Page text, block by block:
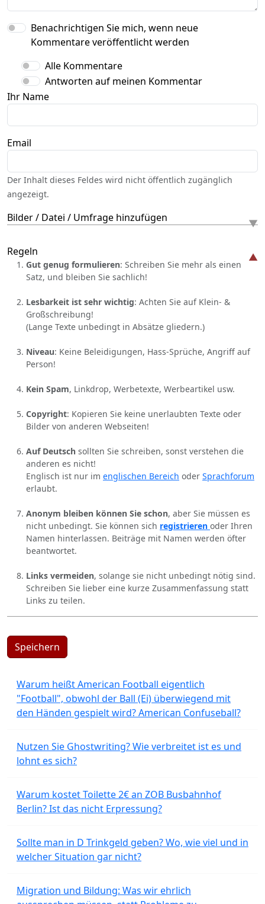
Benachrichtigen Sie mich, wenn neue
Kommentare veröffentlicht werden
Alle Kommentare
Antworten auf meinen Kommentar
Ihr Name
Email
Der Inhalt dieses Feldes wird nicht öffentlich zugänglich
angezeigt.
Bilder / Datei / Umfrage hinzufügen
Regeln
Gut genug formulieren: Schreiben Sie mehr als einen
Satz, und bleiben Sie sachlich!
Lesbarkeit ist sehr wichtig: Achten Sie auf Klein- &
Großschreibung!
(Lange Texte unbedingt in Absätze gliedern.)
Niveau: Keine Beleidigungen, Hass-Sprüche, Angriff auf
Person!
Kein Spam, Linkdrop, Werbetexte, Werbeartikel usw.
Copyright: Kopieren Sie keine unerlaubten Texte oder
Bilder von anderen Webseiten!
Auf Deutsch sollten Sie schreiben, sonst verstehen die
anderen es nicht!
Englisch ist nur im englischen Bereich oder Sprachforum
erlaubt.
Anonym bleiben können Sie schon, aber Sie müssen es
nicht unbedingt. Sie können sich registrieren oder Ihren
Namen hinterlassen. Beiträge mit Namen werden öfter
beantwortet.
Links vermeiden, solange sie nicht unbedingt nötig sind.
Schreiben Sie lieber eine kurze Zusammenfassung statt
Links zu teilen.
Speichern
Warum heißt American Football eigentlich
"Football", obwohl der Ball (Ei) überwiegend mit
den Händen gespielt wird? American Confuseball?
Nutzen Sie Ghostwriting? Wie verbreitet ist es und
lohnt es sich?
Warum kostet Toilette 2€ an ZOB Busbahnhof
Berlin? Ist das nicht Erpressung?
Sollte man in D Trinkgeld geben? Wo, wie viel und in
welcher Situation gar nicht?
Migration und Bildung: Was wir ehrlich